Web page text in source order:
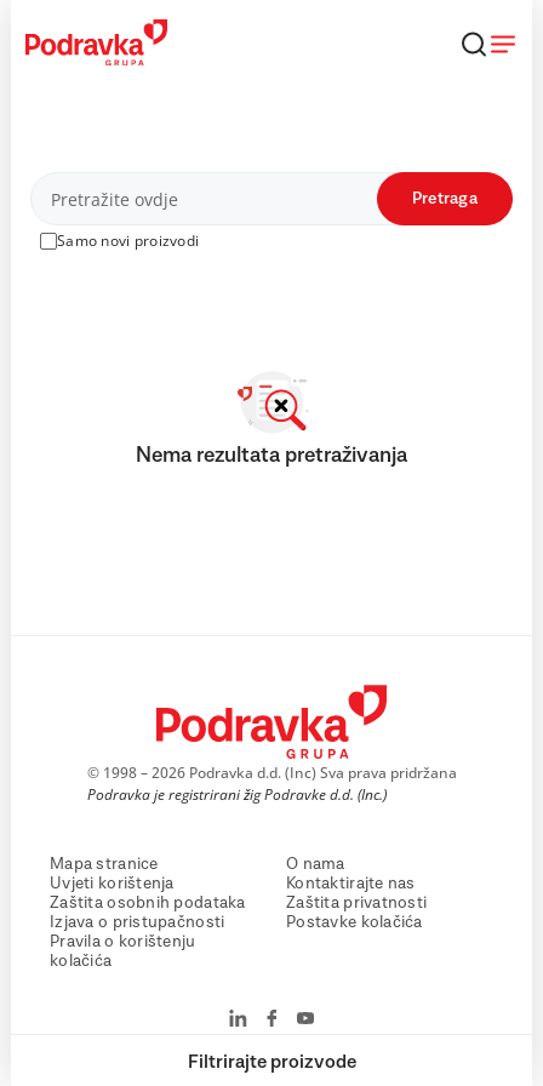
content
Proizvodi
Samo novi proizvodi
Pretraga
Filtrirajte proizvode
Nema rezultata pretraživanja
© 1998 – 2026 Podravka d.d. (Inc) Sva prava pridržana
Podravka je registrirani žig Podravke d.d. (Inc.)
Mapa stranice
Uvjeti korištenja
Zaštita osobnih podataka
Izjava o pristupačnosti
Pravila o korištenju
kolačića
O nama
Kontaktirajte nas
Zaštita privatnosti
Postavke kolačića